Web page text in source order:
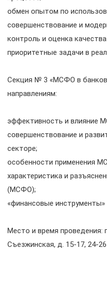
обмен опытом по
совершенствование и
контроль и оценка
приоритетные задачи в
Секция № 3 «МСФО в
направлениям:
эффективность и влияние
совершенствование и
секторе;
особенности применения
характеристика и
(МСФО);
«финансовые
Место и время проведения:
Съезжинская, д. 15-17, 24-26